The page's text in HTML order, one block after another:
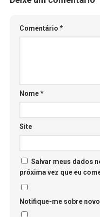
Comentário *
Nome*
Site
Salvar meus dados
próxima vez que eu
Notifique-me sobre